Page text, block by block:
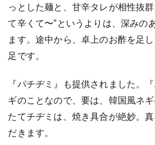
っとした麺と、甘辛タレが相性抜
て辛くて〜”というよりは、深みの
ます。途中から、卓上のお酢を足
足です。
『パチヂミ』も提供されました。
ギのことなので、要は、韓国風ネ
たてチヂミは、焼き具合が絶妙。
だきます。